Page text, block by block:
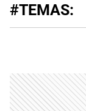
#TEMAS: